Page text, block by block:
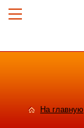
На главную